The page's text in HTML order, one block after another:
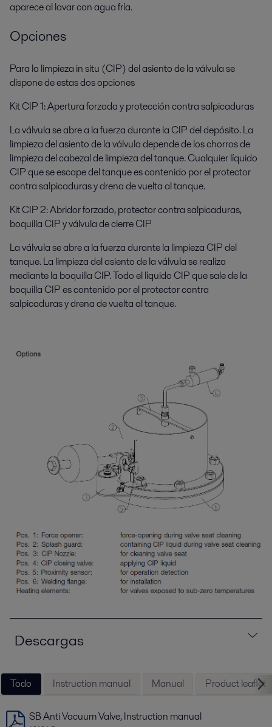
aparece al lavar con agua fría.
Opciones
Para la limpieza in situ (CIP) del asiento de la válvula se
dispone de estas dos opciones
Kit CIP 1: Apertura forzada y protección contra salpicaduras
La válvula se abre a la fuerza durante la CIP del depósito. La
limpieza del asiento de la válvula depende de los chorros de
limpieza del cabezal de limpieza del tanque. Cualquier líquido
CIP que se escape del tanque es contenido por el protector
contra salpicaduras y drena de vuelta al tanque.
Kit CIP 2: Abridor forzado, protector contra salpicaduras,
boquilla CIP y válvula de cierre CIP
La válvula se abre a la fuerza durante la limpieza CIP del
tanque. La limpieza del asiento de la válvula se realiza
mediante la boquilla CIP. Todo el líquido CIP que sale de la
boquilla CIP es contenido por el protector contra
salpicaduras y drena de vuelta al tanque.
Descargas
Todo Instruction manual Manual Product leaflet
SB Anti Vacuum Valve, Instruction manual